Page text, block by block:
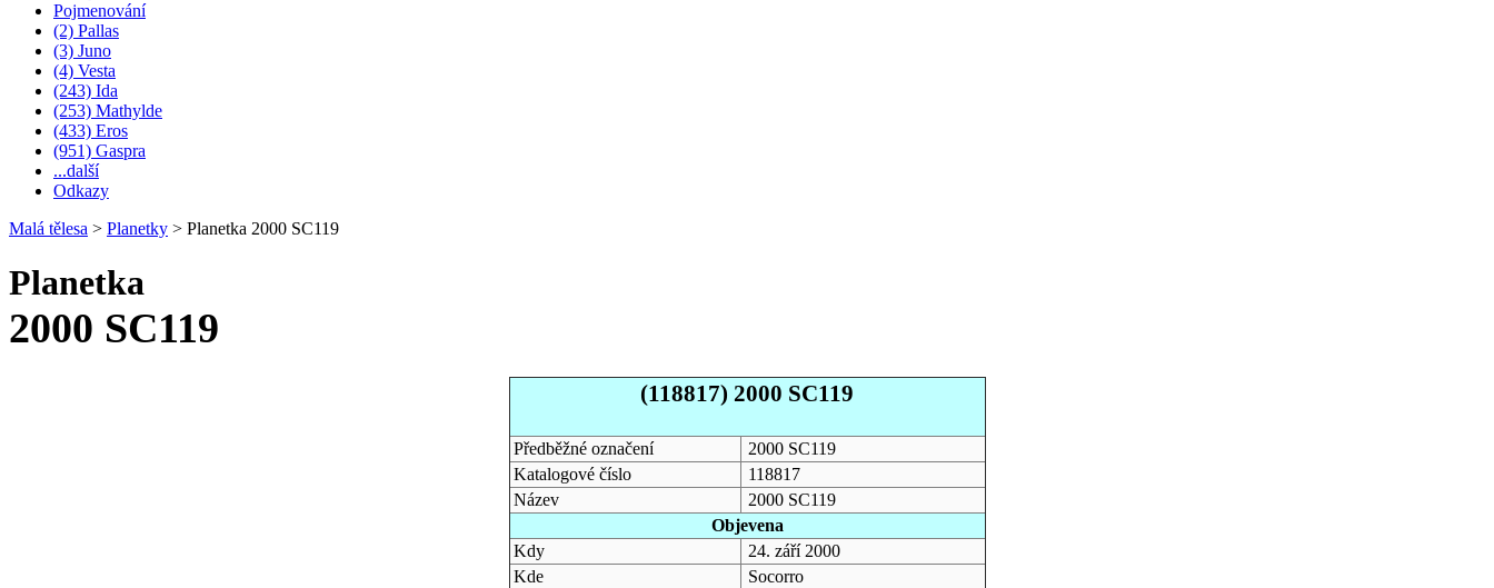
Pojmenování
(2) Pallas
(3) Juno
(4) Vesta
(243) Ida
(253) Mathylde
(433) Eros
(951) Gaspra
...další
Odkazy
Malá tělesa > Planetky > Planetka 2000 SC119
Planetka
2000 SC119
(118817) 2000 SC119
Předběžné označení
2000 SC119
Katalogové číslo
118817
Název
2000 SC119
Objevena
Kdy
24. září 2000
Kde
Socorro